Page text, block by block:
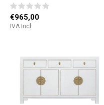
€965,00
IVA Incl.